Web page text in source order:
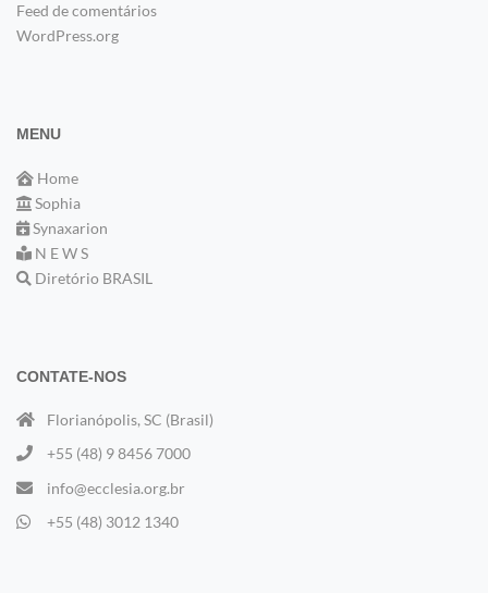
Feed de comentários
WordPress.org
MENU
Home
Sophia
Synaxarion
N E W S
Diretório BRASIL
CONTATE-NOS
Florianópolis, SC (Brasil)
+55 (48) 9 8456 7000
info@ecclesia.org.br
+55 (48) 3012 1340